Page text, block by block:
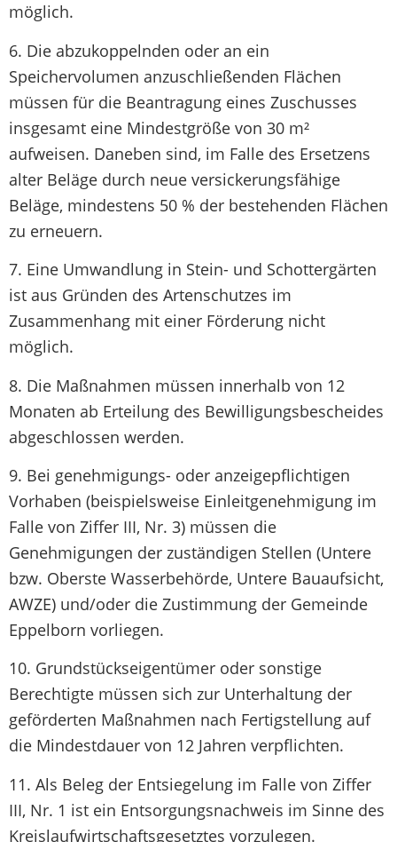
möglich.
6. Die abzukoppelnden oder an ein
Speichervolumen anzuschließenden Flächen
müssen für die Beantragung eines Zuschusses
insgesamt eine Mindestgröße von 30 m²
aufweisen. Daneben sind, im Falle des Ersetzens
alter Beläge durch neue versickerungsfähige
Beläge, mindestens 50 % der bestehenden Flächen
zu erneuern.
7. Eine Umwandlung in Stein- und Schottergärten
ist aus Gründen des Artenschutzes im
Zusammenhang mit einer Förderung nicht
möglich.
8. Die Maßnahmen müssen innerhalb von 12
Monaten ab Erteilung des Bewilligungsbescheides
abgeschlossen werden.
9. Bei genehmigungs- oder anzeigepflichtigen
Vorhaben (beispielsweise Einleitgenehmigung im
Falle von Ziffer III, Nr. 3) müssen die
Genehmigungen der zuständigen Stellen (Untere
bzw. Oberste Wasserbehörde, Untere Bauaufsicht,
AWZE) und/oder die Zustimmung der Gemeinde
Eppelborn vorliegen.
10. Grundstückseigentümer oder sonstige
Berechtigte müssen sich zur Unterhaltung der
geförderten Maßnahmen nach Fertigstellung auf
die Mindestdauer von 12 Jahren verpflichten.
11. Als Beleg der Entsiegelung im Falle von Ziffer
III, Nr. 1 ist ein Entsorgungsnachweis im Sinne des
Kreislaufwirtschaftsgesetztes vorzulegen.